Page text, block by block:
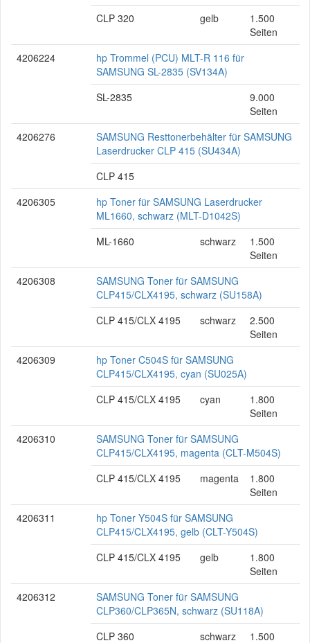
CLP 320
gelb
1.500
Seiten
4206224
hp Trommel (PCU) MLT-R 116 für
SAMSUNG SL-2835 (SV134A)
SL-2835
9.000
Seiten
4206276
SAMSUNG Resttonerbehälter für SAMSUNG
Laserdrucker CLP 415 (SU434A)
CLP 415
4206305
hp Toner für SAMSUNG Laserdrucker
ML1660, schwarz (MLT-D1042S)
ML-1660
schwarz
1.500
Seiten
4206308
SAMSUNG Toner für SAMSUNG
CLP415/CLX4195, schwarz (SU158A)
CLP 415/CLX 4195
schwarz
2.500
Seiten
4206309
hp Toner C504S für SAMSUNG
CLP415/CLX4195, cyan (SU025A)
CLP 415/CLX 4195
cyan
1.800
Seiten
4206310
SAMSUNG Toner für SAMSUNG
CLP415/CLX4195, magenta (CLT-M504S)
CLP 415/CLX 4195
magenta
1.800
Seiten
4206311
hp Toner Y504S für SAMSUNG
CLP415/CLX4195, gelb (CLT-Y504S)
CLP 415/CLX 4195
gelb
1.800
Seiten
4206312
SAMSUNG Toner für SAMSUNG
CLP360/CLP365N, schwarz (SU118A)
CLP 360
schwarz 1.500